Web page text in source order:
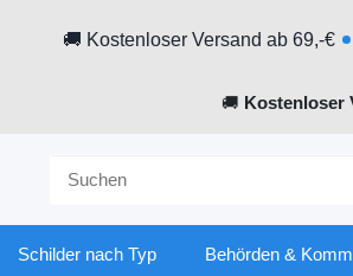
🚚 Kostenloser Versand ab 69,-€
🚚 Kostenloser
Schilder nach Typ Behörden &